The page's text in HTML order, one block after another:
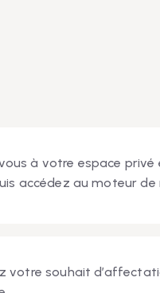
à votre espace privé
accédez au moteur de
votre souhait